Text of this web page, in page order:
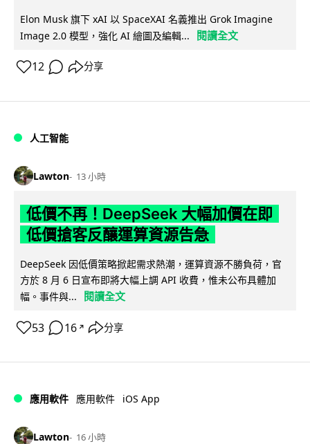
Elon Musk 旗下 xAI 以 SpaceXAI 名義推出 Grok Imagine
Image 2.0 模型，強化 AI 繪圖及編輯...
閱讀全文
12 分享
人工智能
Lawton 13 小時
低價不再！DeepSeek 大幅加價在即
低價搶客反釀運算資源告急
DeepSeek 因低價策略掀起需求熱潮，運算資源不勝負荷，官
方於 8 月 6 日宣布即將大幅上調 API 收費，惟未公布具體加
幅。事件與...
閱讀全文
53 16 ↗ 分享
應用軟件 應用軟件 iOS App
Lawton 16 小時